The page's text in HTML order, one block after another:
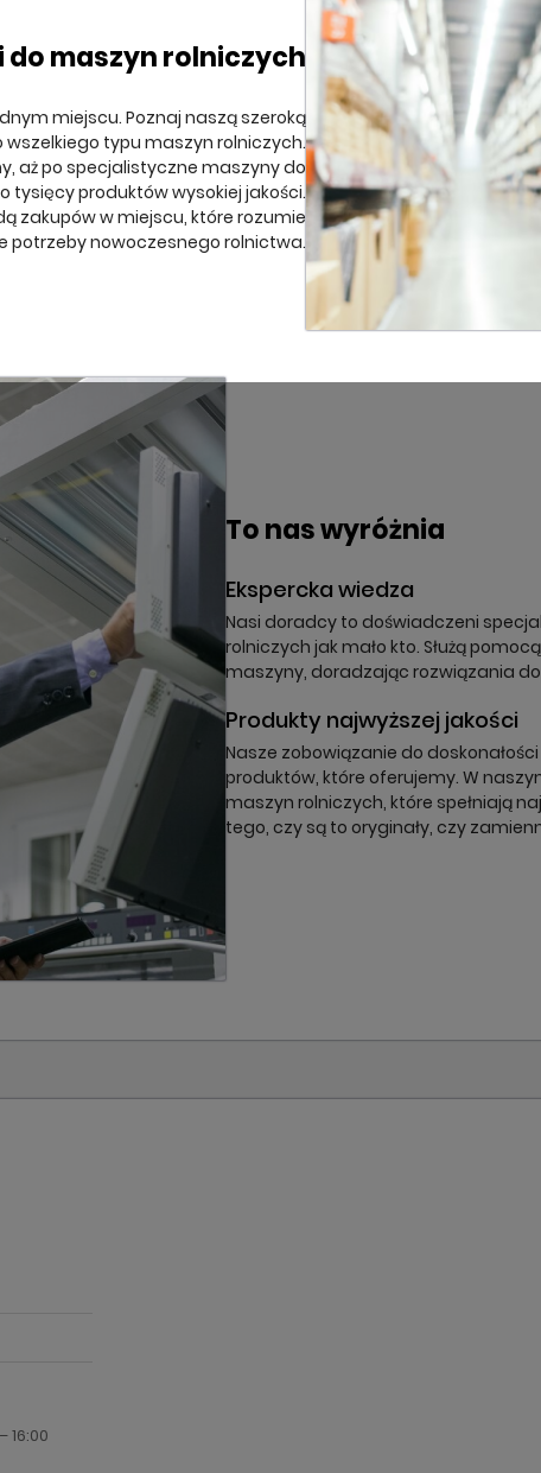
do maszyn rolniczych
miejscu. Poznaj naszą szeroką
typu maszyn rolniczych.
aż po specjalistyczne maszyny do
produktów wysokiej jakości.
zakupów w miejscu, które rozumie
potrzeby nowoczesnego rolnictwa.
To nas wyróżnia
Ekspercka wiedza
Nasi doradcy to doświadczeni
rolniczych jak mało kto. Służą
maszyny, doradzając rozwiązania
Produkty najwyższej jakości
Nasze zobowiązanie do
produktów, które oferujemy. W
maszyn rolniczych, które spełniają
tego, czy są to oryginały, czy
16:00
((modalDeleteText))
listę ulubionych
listy ulubionych
Zapisz
się
być zalogowany by zapisać produkty na swojej liście życzeń.
Zaloguj się